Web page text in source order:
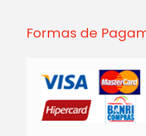
Formas de